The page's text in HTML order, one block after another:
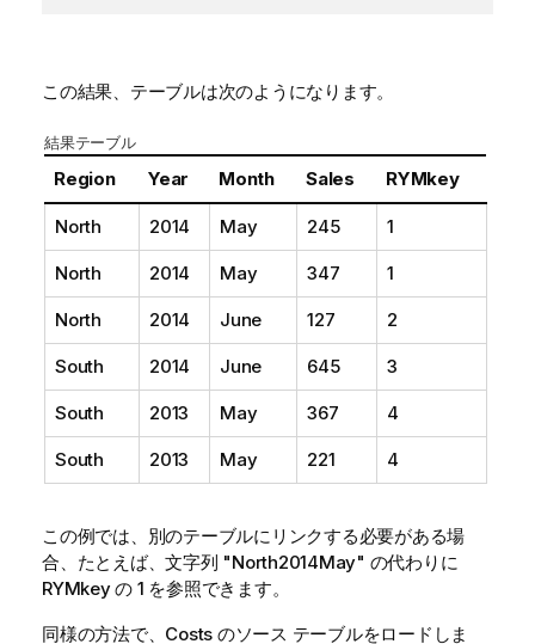
この結果、テーブルは次のようになります。
結果テーブル
Region Year Month Sales RYMkey
North 2014 May 245 1
North 2014 May 347 1
North 2014 June 127 2
South 2014 June 645 3
South 2013 May 367 4
South 2013 May 221 4
この例では、別のテーブルにリンクする必要がある場
合、たとえば、文字列 "North2014May" の代わりに
RYMkey の 1 を参照できます。
同様の方法で、Costs のソース テーブルをロードしま